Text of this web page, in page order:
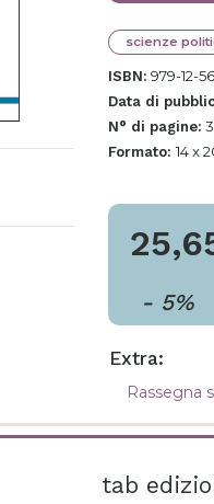
scienze
ISBN: 979-12-
Data di
N° di pagine:
Formato: 14 x
- 5%
Extra:
Rassegna
tab